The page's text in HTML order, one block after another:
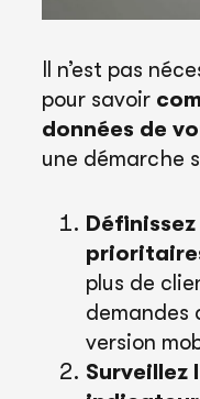
Il n’est pas
pour savoir
données de
une démarche
plus de
demandes
version
Surveillez